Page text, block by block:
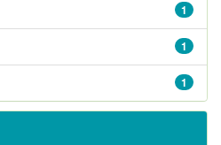
1
1
1